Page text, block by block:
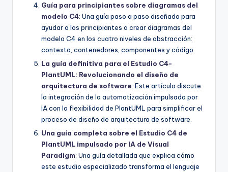
Guía para principiantes sobre diagramas del
modelo C4: Una guía paso a paso diseñada para
ayudar a los principiantes a crear diagramas del
modelo C4 en los cuatro niveles de abstracción:
contexto, contenedores, componentes y código.
La guía definitiva para el Estudio C4-
PlantUML: Revolucionando el diseño de
arquitectura de software: Este artículo discute
la integración de la automatización impulsada por
IA con la flexibilidad de PlantUML para simplificar el
proceso de diseño de arquitectura de software.
Una guía completa sobre el Estudio C4 de
PlantUML impulsado por IA de Visual
Paradigm: Una guía detallada que explica cómo
este estudio especializado transforma el lenguaje